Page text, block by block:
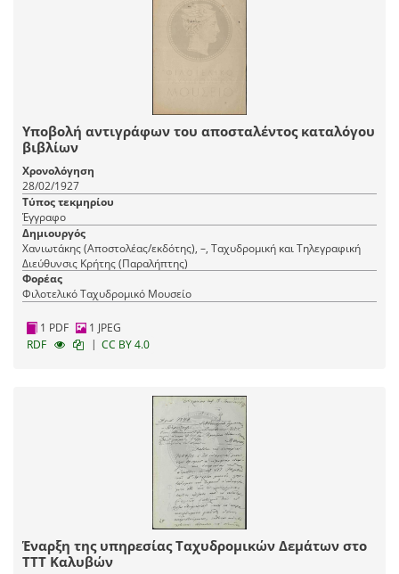
Υποβολή αντιγράφων του αποσταλέντος καταλόγου
βιβλίων
Χρονολόγηση
28/02/1927
Τύπος τεκμηρίου
Έγγραφο
Δημιουργός
Χανιωτάκης (Αποστολέας/εκδότης), –, Ταχυδρομική και Τηλεγραφική
Διεύθυνσις Κρήτης (Παραλήπτης)
Φορέας
Φιλοτελικό Ταχυδρομικό Μουσείο
1 PDF
1 JPEG
RDF
| CC BY 4.0
Έναρξη της υπηρεσίας Ταχυδρομικών Δεμάτων στο
ΤΤΤ Καλυβών